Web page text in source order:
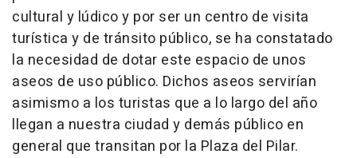
cultural y lúdico y por ser un centro de visita
turística y de tránsito público, se ha constatado
la necesidad de dotar este espacio de unos
aseos de uso público. Dichos aseos servirían
asimismo a los turistas que a lo largo del año
llegan a nuestra ciudad y demás público en
general que transitan por la Plaza del Pilar.